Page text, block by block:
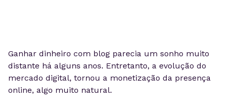
Ganhar dinheiro com blog parecia um sonho muito
distante há alguns anos. Entretanto, a evolução do
mercado digital, tornou a monetização da presença
online, algo muito natural.